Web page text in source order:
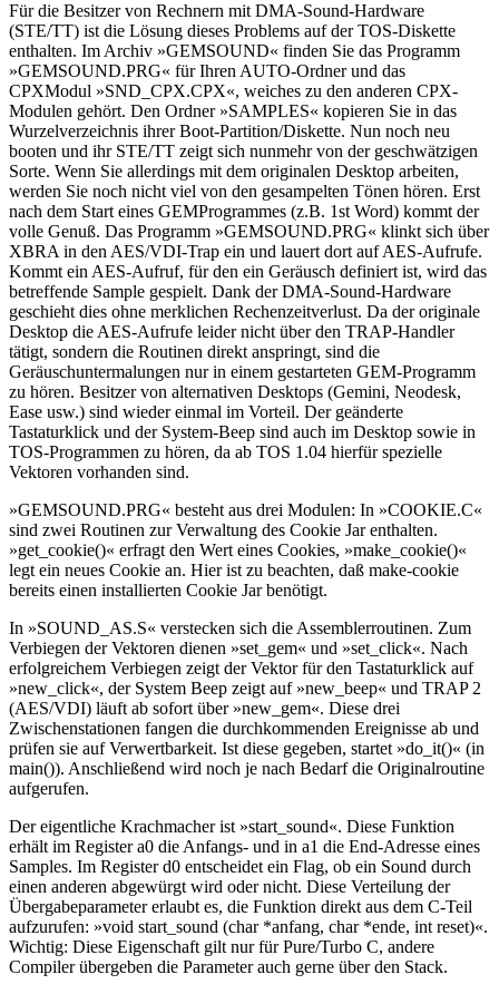
Für die Besitzer von Rechnern mit DMA-Sound-Hardware
(STE/TT) ist die Lösung dieses Problems auf der TOS-Diskette
enthalten. Im Archiv »GEMSOUND« finden Sie das Programm
»GEMSOUND.PRG« für Ihren AUTO-Ordner und das
CPXModul »SND_CPX.CPX«, weiches zu den anderen CPX-
Modulen gehört. Den Ordner »SAMPLES« kopieren Sie in das
Wurzelverzeichnis ihrer Boot-Partition/Diskette. Nun noch neu
booten und ihr STE/TT zeigt sich nunmehr von der geschwätzigen
Sorte. Wenn Sie allerdings mit dem originalen Desktop arbeiten,
werden Sie noch nicht viel von den gesampelten Tönen hören. Erst
nach dem Start eines GEMProgrammes (z.B. 1st Word) kommt der
volle Genuß. Das Programm »GEMSOUND.PRG« klinkt sich über
XBRA in den AES/VDI-Trap ein und lauert dort auf AES-Aufrufe.
Kommt ein AES-Aufruf, für den ein Geräusch definiert ist, wird das
betreffende Sample gespielt. Dank der DMA-Sound-Hardware
geschieht dies ohne merklichen Rechenzeitverlust. Da der originale
Desktop die AES-Aufrufe leider nicht über den TRAP-Handler
tätigt, sondern die Routinen direkt anspringt, sind die
Geräuschuntermalungen nur in einem gestarteten GEM-Programm
zu hören. Besitzer von alternativen Desktops (Gemini, Neodesk,
Ease usw.) sind wieder einmal im Vorteil. Der geänderte
Tastaturklick und der System-Beep sind auch im Desktop sowie in
TOS-Programmen zu hören, da ab TOS 1.04 hierfür spezielle
Vektoren vorhanden sind.
»GEMSOUND.PRG« besteht aus drei Modulen: In »COOKIE.C«
sind zwei Routinen zur Verwaltung des Cookie Jar enthalten.
»get_cookie()« erfragt den Wert eines Cookies, »make_cookie()«
legt ein neues Cookie an. Hier ist zu beachten, daß make-cookie
bereits einen installierten Cookie Jar benötigt.
In »SOUND_AS.S« verstecken sich die Assemblerroutinen. Zum
Verbiegen der Vektoren dienen »set_gem« und »set_click«. Nach
erfolgreichem Verbiegen zeigt der Vektor für den Tastaturklick auf
»new_click«, der System Beep zeigt auf »new_beep« und TRAP 2
(AES/VDI) läuft ab sofort über »new_gem«. Diese drei
Zwischenstationen fangen die durchkommenden Ereignisse ab und
prüfen sie auf Verwertbarkeit. Ist diese gegeben, startet »do_it()« (in
main()). Anschließend wird noch je nach Bedarf die Originalroutine
aufgerufen.
Der eigentliche Krachmacher ist »start_sound«. Diese Funktion
erhält im Register a0 die Anfangs- und in a1 die End-Adresse eines
Samples. Im Register d0 entscheidet ein Flag, ob ein Sound durch
einen anderen abgewürgt wird oder nicht. Diese Verteilung der
Übergabeparameter erlaubt es, die Funktion direkt aus dem C-Teil
aufzurufen: »void start_sound (char *anfang, char *ende, int reset)«.
Wichtig: Diese Eigenschaft gilt nur für Pure/Turbo C, andere
Compiler übergeben die Parameter auch gerne über den Stack.